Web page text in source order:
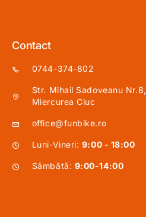
Contact
0744-374-802
Str. Mihail Sadoveanu Nr.8,
Miercurea Ciuc
office@funbike.ro
Luni-Vineri: 9:00 - 18:00
Sâmbătă: 9:00-14:00